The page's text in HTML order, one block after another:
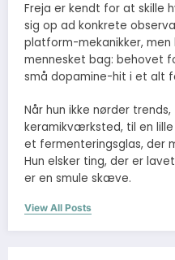
Freja er kendt for at skille
sig op ad konkrete
platform-mekanikker, men
mennesket bag: behovet
små dopamine-hit i et alt
Når hun ikke nørder
keramikværksted, til en
et fermenteringsglas, der
Hun elsker ting, der er
er en smule skæve.
View All Posts